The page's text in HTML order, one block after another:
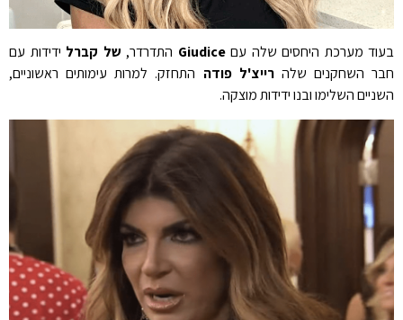
בעוד מערכת היחסים שלה עםGiudice התדרדר, של קברל ידידות עם
חבר השחקנים שלהרייצ'ל פודה התחזק. למרות עימותים ראשוניים,
השניים השלימו ובנו ידידות מוצקה.